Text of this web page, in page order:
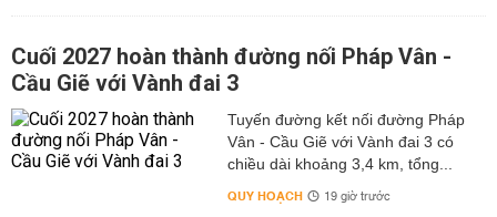
Cuối 2027 hoàn thành đường nối Pháp Vân -
Cầu Giẽ với Vành đai 3
Tuyến đường kết nối đường Pháp
Vân - Cầu Giẽ với Vành đai 3 có
chiều dài khoảng 3,4 km, tổng...
QUY HOẠCH 19 giờ trước